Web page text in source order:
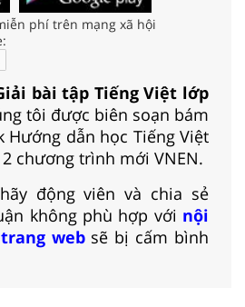
phí trên mạng xã hội
bài tập Tiếng Việt lớp
tôi được biên soạn bám
Hướng dẫn học Tiếng Việt
chương trình mới VNEN.
động viên và chia sẻ
không phù hợp với nội
websẽ bị cấm bình